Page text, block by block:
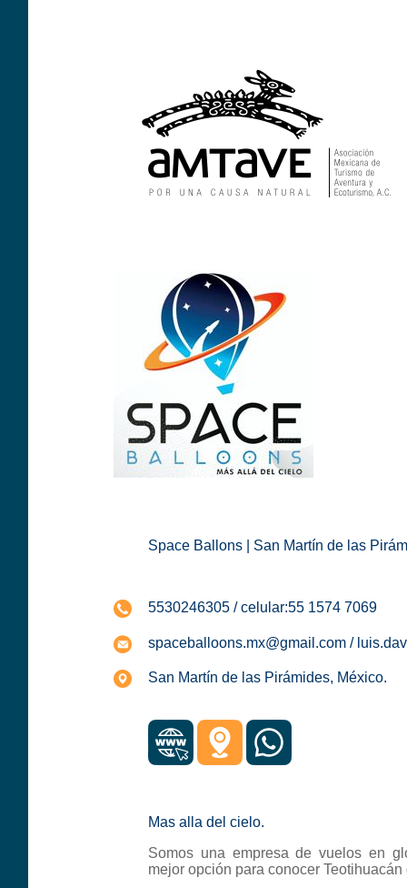
Space Ballons | San Martín de las
5530246305 / celular:55 1574 7069
spaceballoons.mx@gmail.com /
San Martín de las Pirámides, México.
Mas alla del cielo.
Somos una empresa de vuelos en
mejor opción para conocer